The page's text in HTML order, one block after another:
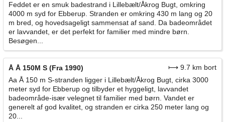
Feddet er en smuk badestrand i Lillebælt/Åkrog Bugt, omkring
4000 m syd for Ebberup. Stranden er omkring 430 m lang og 20
m bred, og hovedsageligt sammensat af sand. Da badeområdet
er lavvandet, er det perfekt for familier med mindre børn.
Besøgen...
Å Å 150M S (Fra 1990)
⟼ 9.7 km bort
Aa Å 150 m S-stranden ligger i Lillebælt/Åkrog Bugt, cirka 3000
meter syd for Ebberup og tilbyder et hyggeligt, lavvandet
badeområde-især velegnet til familier med børn. Vandet er
generelt af god kvalitet, og stranden er cirka 250 meter lang og
20...